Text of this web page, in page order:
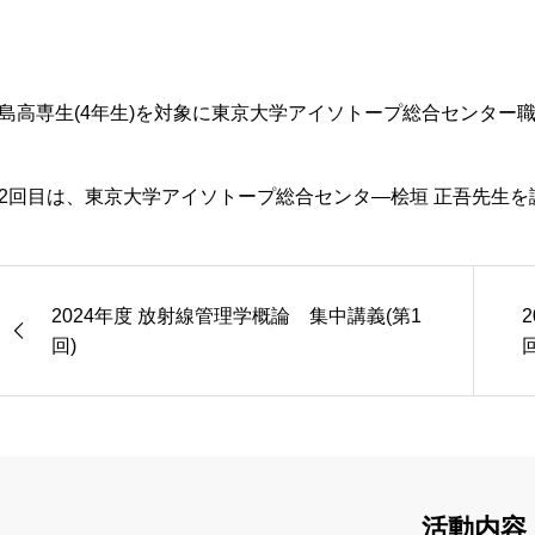
高専生(4年生)を対象に東京大学アイソトープ総合センター
回目は、東京大学アイソトープ総合センタ―桧垣 正吾先生
2024年度 放射線管理学概論 集中講義(第1
回)
活動内容